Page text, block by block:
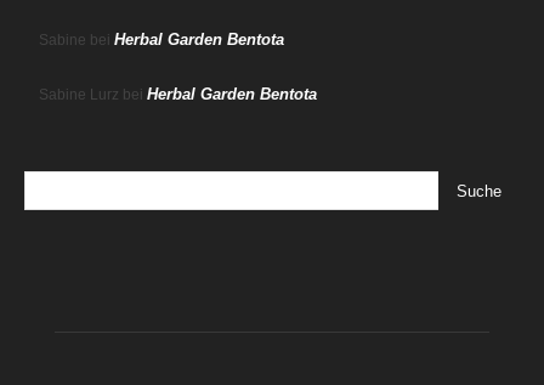
Sabine bei Herbal Garden Bentota
Sabine Lurz bei Herbal Garden Bentota